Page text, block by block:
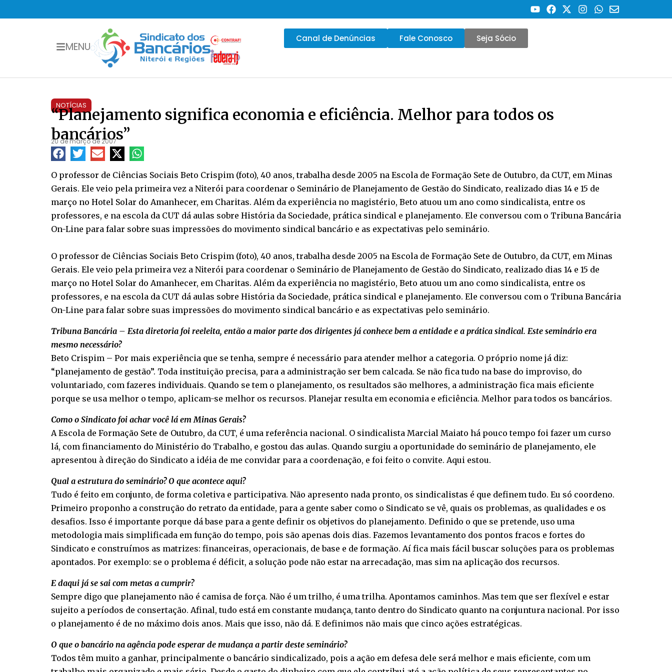
MENU
Canal de Denúncias Fale Conosco Seja Sócio
NOTÍCIAS
“Planejamento significa economia e eficiência. Melhor para todos os
bancários”
20 de março de 2007
O professor de Ciências Sociais Beto Crispim (foto), 40 anos, trabalha desde 2005 na Escola de Formação Sete de Outubro, da CUT, em Minas
Gerais. Ele veio pela primeira vez a Niterói para coordenar o Seminário de Planejamento de Gestão do Sindicato, realizado dias 14 e 15 de
março no Hotel Solar do Amanhecer, em Charitas. Além da experiência no magistério, Beto atuou um ano como sindicalista, entre os
professores, e na escola da CUT dá aulas sobre História da Sociedade, prática sindical e planejamento. Ele conversou com o Tribuna Bancária
On-Line para falar sobre suas impressões do movimento sindical bancário e as expectativas pelo seminário.
O professor de Ciências Sociais Beto Crispim (foto), 40 anos, trabalha desde 2005 na Escola de Formação Sete de Outubro, da CUT, em Minas
Gerais. Ele veio pela primeira vez a Niterói para coordenar o Seminário de Planejamento de Gestão do Sindicato, realizado dias 14 e 15 de
março no Hotel Solar do Amanhecer, em Charitas. Além da experiência no magistério, Beto atuou um ano como sindicalista, entre os
professores, e na escola da CUT dá aulas sobre História da Sociedade, prática sindical e planejamento. Ele conversou com o Tribuna Bancária
On-Line para falar sobre suas impressões do movimento sindical bancário e as expectativas pelo seminário.
Tribuna Bancária – Esta diretoria foi reeleita, então a maior parte dos dirigentes já conhece bem a entidade e a prática sindical. Este seminário era
mesmo necessário?
Beto Crispim – Por mais experiência que se tenha, sempre é necessário para atender melhor a categoria. O próprio nome já diz:
“planejamento de gestão”. Toda instituição precisa, para a administração ser bem calcada. Se não fica tudo na base do improviso, do
voluntariado, com fazeres individuais. Quando se tem o planejamento, os resultados são melhores, a administração fica mais eficiente
porque se usa melhor o tempo, aplicam-se melhor os recursos. Planejar resulta em economia e eficiência. Melhor para todos os bancários.
Como o Sindicato foi achar você lá em Minas Gerais?
A Escola de Formação Sete de Outubro, da CUT, é uma referência nacional. O sindicalista Marcial Maiato há pouco tempo foi fazer um curso
lá, com financiamento do Ministério do Trabalho, e gostou das aulas. Quando surgiu a oportunidade do seminário de planejamento, ele
apresentou à direção do Sindicato a idéia de me convidar para a coordenação, e foi feito o convite. Aqui estou.
Qual a estrutura do seminário? O que acontece aqui?
Tudo é feito em conjunto, de forma coletiva e participativa. Não apresento nada pronto, os sindicalistas é que definem tudo. Eu só coordeno.
Primeiro proponho a construção do retrato da entidade, para a gente saber como o Sindicato se vê, quais os problemas, as qualidades e os
desafios. Isso é importante porque dá base para a gente definir os objetivos do planejamento. Definido o que se pretende, uso uma
metodologia mais simplificada em função do tempo, pois são apenas dois dias. Fazemos levantamento dos pontos fracos e fortes do
Sindicato e construímos as matrizes: financeiras, operacionais, de base e de formação. Aí fica mais fácil buscar soluções para os problemas
apontados. Por exemplo: se o problema é déficit, a solução pode não estar na arrecadação, mas sim na aplicação dos recursos.
E daqui já se sai com metas a cumprir?
Sempre digo que planejamento não é camisa de força. Não é um trilho, é uma trilha. Apontamos caminhos. Mas tem que ser flexível e estar
sujeito a períodos de consertação. Afinal, tudo está em constante mudança, tanto dentro do Sindicato quanto na conjuntura nacional. Por isso
o planejamento é de no máximo dois anos. Mais que isso, não dá. E definimos não mais que cinco ações estratégicas.
O que o bancário na agência pode esperar de mudança a partir deste seminário?
Todos têm muito a ganhar, principalmente o bancário sindicalizado, pois a ação em defesa dele será melhor e mais eficiente, com um